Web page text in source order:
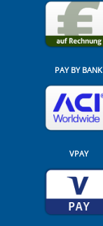
PAY BY BANK
VPAY